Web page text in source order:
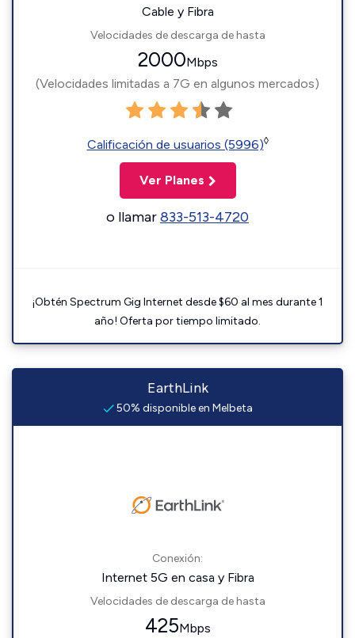
Cable y Fibra
Velocidades de descarga de hasta
2000Mbps
(Velocidades limitadas a 7G en algunos mercados)
Calificación de usuarios (5996)◊
Ver Planes
o llamar833-513-4720
¡Obtén Spectrum Gig Internet desde $60 al mes durante 1
año! Oferta por tiempo limitado.
EarthLink
50% disponible en Melbeta
Conexión:
Internet 5G en casa y Fibra
Velocidades de descarga de hasta
425Mbps